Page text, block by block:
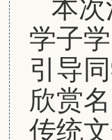
学子
引导
欣赏
传统